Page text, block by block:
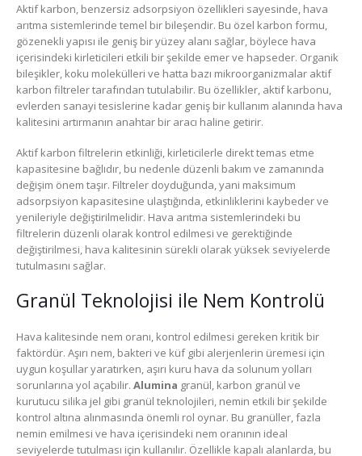
Aktif karbon, benzersiz adsorpsiyon özellikleri sayesinde, hava
arıtma sistemlerinde temel bir bileşendir. Bu özel karbon formu,
gözenekli yapısı ile geniş bir yüzey alanı sağlar, böylece hava
içerisindeki kirleticileri etkili bir şekilde emer ve hapseder. Organik
bileşikler, koku molekülleri ve hatta bazı mikroorganizmalar aktif
karbon filtreler tarafından tutulabilir. Bu özellikler, aktif karbonu,
evlerden sanayi tesislerine kadar geniş bir kullanım alanında hava
kalitesini artırmanın anahtar bir aracı haline getirir.
Aktif karbon filtrelerin etkinliği, kirleticilerle direkt temas etme
kapasitesine bağlıdır, bu nedenle düzenli bakım ve zamanında
değişim önem taşır. Filtreler doyduğunda, yani maksimum
adsorpsiyon kapasitesine ulaştığında, etkinliklerini kaybeder ve
yenileriyle değiştirilmelidir. Hava arıtma sistemlerindeki bu
filtrelerin düzenli olarak kontrol edilmesi ve gerektiğinde
değiştirilmesi, hava kalitesinin sürekli olarak yüksek seviyelerde
tutulmasını sağlar.
Granül Teknolojisi ile Nem Kontrolü
Hava kalitesinde nem oranı, kontrol edilmesi gereken kritik bir
faktördür. Aşırı nem, bakteri ve küf gibi alerjenlerin üremesi için
uygun koşullar yaratırken, aşırı kuru hava da solunum yolları
sorunlarına yol açabilir. Alumina granül, karbon granül ve
kurutucu silika jel gibi granül teknolojileri, nemin etkili bir şekilde
kontrol altına alınmasında önemli rol oynar. Bu granüller, fazla
nemin emilmesi ve hava içerisindeki nem oranının ideal
seviyelerde tutulması için kullanılır. Özellikle kapalı alanlarda, bu